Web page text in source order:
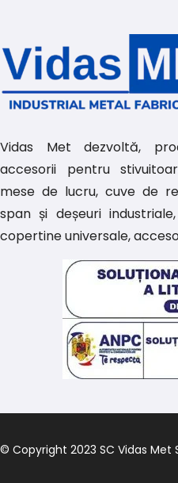
Vidas Met dezvoltă,
accesorii pentru
mese de lucru, cuve de
span și deșeuri
copertine universale,
© Copyright 2023 SC Vidas Met